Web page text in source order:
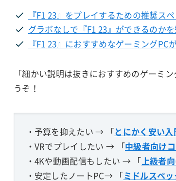
『F1 23』をプレイするための推奨ス
グラボなしで『F1 23』ができるのか
『F1 23』におすすめなゲーミングPC
「細かい説明は抜きにおすすめのゲーミ
うぞ！
・予算を抑えたい → 「 とにかく安い入
・VRでプレイしたい → 「 中級者向け
・4Kや動画配信もしたい → 「
上級者
・安定したノートPC→ 「 ミドルスペ